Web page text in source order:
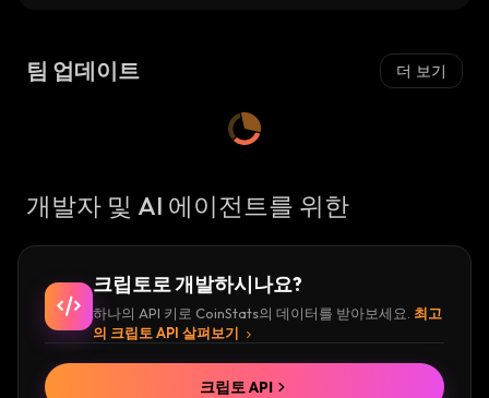
팀 업데이트 더 보기
개발자 및 AI 에이전트를 위한
크립토로 개발하시나요?
하나의 API 키로 CoinStats의 데이터를 받아보세요. 최고
의 크립토 API 살펴보기
크립토 API